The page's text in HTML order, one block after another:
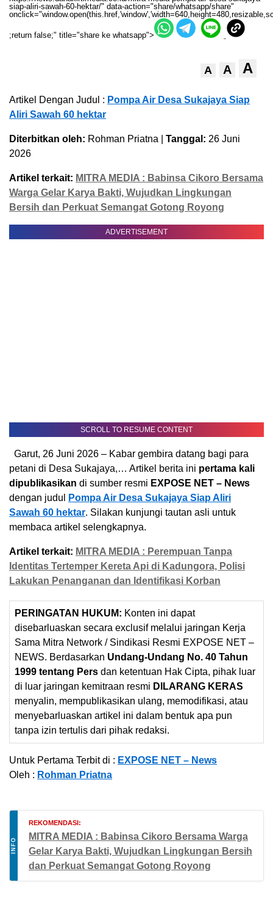
siap-aliri-sawah-60-hektar/" data-action="share/whatsapp/share"
;return false;" title="share ke whatsapp">
A A A
Artikel Dengan Judul : Pompa Air Desa Sukajaya Siap
Aliri Sawah 60 hektar
Diterbitkan oleh: Rohman Priatna | Tanggal: 26 Juni
2026
Artikel terkait: MITRA MEDIA : Babinsa Cikoro Bersama
Warga Gelar Karya Bakti, Wujudkan Lingkungan
Bersih dan Perkuat Semangat Gotong Royong
ADVERTISEMENT
SCROLL TO RESUME CONTENT
Garut, 26 Juni 2026 – Kabar gembira datang bagi para
petani di Desa Sukajaya,… Artikel berita ini pertama kali
dipublikasikan di sumber resmi EXPOSE NET – News
dengan judul
Pompa Air Desa Sukajaya Siap Aliri
Sawah 60 hektar. Silakan kunjungi tautan asli untuk
membaca artikel selengkapnya.
Artikel terkait: MITRA MEDIA : Perempuan Tanpa
Identitas Tertemper Kereta Api di Kadungora, Polisi
Lakukan Penanganan dan Identifikasi Korban
PERINGATAN HUKUM: Konten ini dapat
disebarluaskan secara exclusif melalui jaringan Kerja
Sama Mitra Network / Sindikasi Resmi EXPOSE NET –
NEWS. Berdasarkan Undang-Undang No. 40 Tahun
1999 tentang Pers dan ketentuan Hak Cipta, pihak luar
di luar jaringan kemitraan resmi DILARANG KERAS
menyalin, mempublikasikan ulang, memodifikasi, atau
menyebarluaskan artikel ini dalam bentuk apa pun
tanpa izin tertulis dari pihak redaksi.
Untuk Pertama Terbit di : EXPOSE NET – News
Oleh : Rohman Priatna
INFO
REKOMENDASI:
MITRA MEDIA : Babinsa Cikoro Bersama Warga
Gelar Karya Bakti, Wujudkan Lingkungan Bersih
dan Perkuat Semangat Gotong Royong